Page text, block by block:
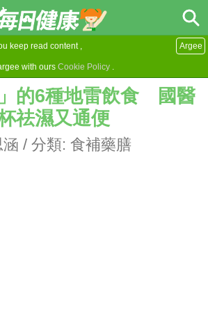
keep read content ,
with ours Cookie Policy .
Argee
的6種地雷飲食 國醫
祛濕又通便
涵 / 分類: 食補藥膳